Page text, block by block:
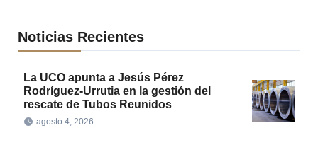
Noticias Recientes
La UCO apunta a Jesús Pérez
Rodríguez-Urrutia en la gestión del
rescate de Tubos Reunidos
agosto 4, 2026